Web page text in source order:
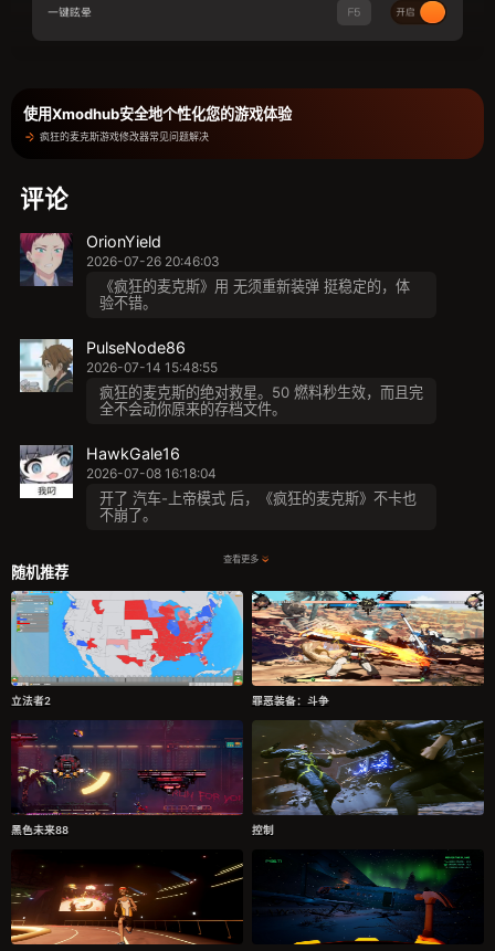
使用Xmodhub安全地个性化您的游戏体验
疯狂的麦克斯游戏修改器常见问题解决
评论
OrionYield
2026-07-26 20:46:03
《疯狂的麦克斯》用 无须重新装弹 挺稳定的，体
验不错。
PulseNode86
2026-07-14 15:48:55
疯狂的麦克斯的绝对救星。50 燃料秒生效，而且完
全不会动你原来的存档文件。
HawkGale16
2026-07-08 16:18:04
开了 汽车-上帝模式 后，《疯狂的麦克斯》不卡也
不崩了。
查看更多
随机推荐
立法者2 罪恶装备：斗争
黑色未来88 控制